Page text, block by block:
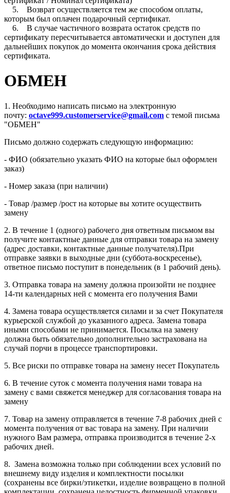
5. Возврат осуществляется тем же способом оплаты,
которым был оплачен подарочный сертификат.
6. В случае частичного возврата остаток средств по
сертификату пересчитывается автоматически и доступен для
дальнейших покупок до момента окончания срока действия
сертификата.
ОБМЕН
1. Необходимо написать письмо на электронную
почту: octave999.customerservice@gmail.com с темой письма
"ОБМЕН"
Письмо должно содержать следующую информацию:
- ФИО (обязательно указать ФИО на которые был оформлен
заказ)
- Номер заказа (при наличии)
- Товар /размер /рост на которые вы хотите осуществить
замену
2. В течение 1 (одного) рабочего дня ответным письмом вы
получите контактные данные для отправки товара на замену
(адрес доставки, контактные данные получателя).При
отправке заявки в выходные дни (суббота-воскресенье),
ответное письмо поступит в понедельник (в 1 рабочий день).
3. Отправка товара на замену должна произойти не позднее
14-ти календарных ней с момента его получения Вами
4. Замена товара осуществляется силами и за счет Покупателя
курьерской службой до указанного адреса. Замена товара
иными способами не принимается. Посылка на замену
должна быть обязательно дополнительно застрахована на
случай порчи в процессе транспортировки.
5. Все риски по отправке товара на замену несет Покупатель
6. В течение суток с момента получения нами товара на
замену с вами свяжется менеджер для согласования товара на
замену
7. Товар на замену отправляется в течение 7-8 рабочих дней с
момента получения от вас товара на замену. При наличии
нужного Вам размера, отправка производится в течение 2-х
рабочих дней.
8. Замена возможна только при соблюдении всех условий по
внешнему виду изделия и комплектности посылки
(сохранены все бирки/этикетки, изделие возвращено в полной